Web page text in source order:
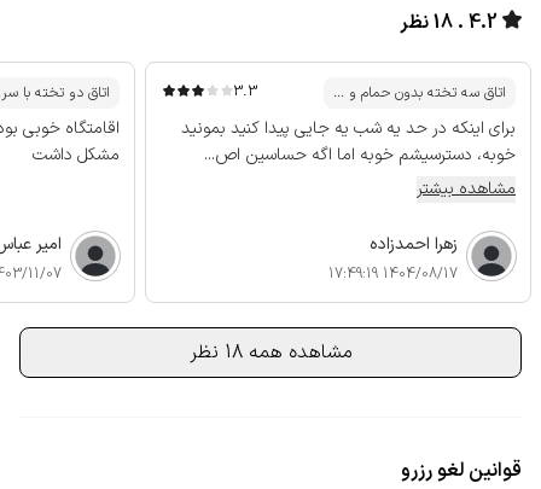
4.2 18 نظر
اتاق سه تخته بدون حمام و ... 3.3
برای اینکه در حد یه شب یه جایی پیدا کنید بمونید
خوبه، دسترسیشم خوبه اما اگه حساسین اص...
مشاهده بیشتر
زهرا احمدزاده
1404/08/17 17:49:19
اتاق دو تخته با
اقامتگاه خوبی
مشکل داشت
امیر
11/07 16:22:22
مشاهده همه 18 نظر
قوانین لغو رزرو